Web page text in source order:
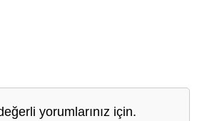
yorumlarınız için.